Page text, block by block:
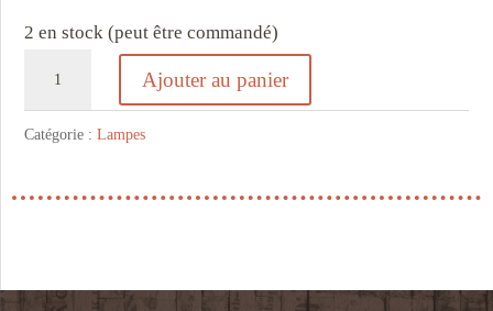
2 en stock (peut être commandé)
Lampe
aux
Ajouter au panier
Catégorie :Lampes